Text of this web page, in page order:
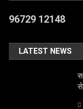
96729 12148
LATEST NEWS